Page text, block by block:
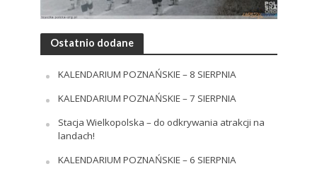
Ostatnio dodane
KALENDARIUM POZNAŃSKIE – 8 SIERPNIA
KALENDARIUM POZNAŃSKIE – 7 SIERPNIA
Stacja Wielkopolska – do odkrywania atrakcji na
landach!
KALENDARIUM POZNAŃSKIE – 6 SIERPNIA